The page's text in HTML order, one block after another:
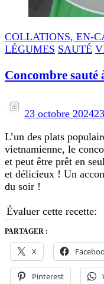
COLLATIONS, EN-
LÉGUMES SAUTÉ
Concombre sauté
23 octobre 2024
L’un des plats
vietnamienne, le
et peut être prêt en
et délicieux ! Un
du soir !
Évaluer cette recette:
PARTAGER :
X
Pinterest